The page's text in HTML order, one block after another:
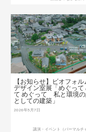
【お知らせ】ビオフォ
デザイン室展「めぐって
て めぐって 私と環境の
としての建築」
2026年5月7日
講演・イベント（パーマルチ